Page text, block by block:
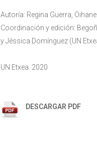
Autoría: Regina Guerra, Oihane
Coordinación y edición:
y Jéssica Domínguez (UN
UN Etxea. 2020
DESCARGAR PDF